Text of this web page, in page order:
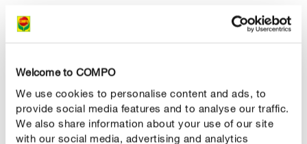
Welcome to COMPO
We use cookies to personalise content and ads, to
provide social media features and to analyse our traffic.
We also share information about your use of our site
with our social media, advertising and analytics
dokonce celé výhonky lze zpravidla sklízet po celý rok.